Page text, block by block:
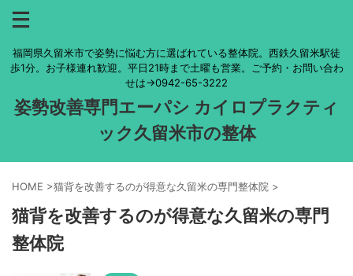
福岡県久留米市で姿勢に悩む方に選ばれている整体院。西鉄久留米駅徒
歩1分。お子様連れ歓迎。平日21時まで土曜も営業。ご予約・お問い合わ
せは→0942-65-3222
姿勢改善専門エーパシ カイロプラクティ
ック久留米市の整体
HOME >猫背を改善するのが得意な久留米の専門整体院 >
猫背を改善するのが得意な久留米の専門
整体院